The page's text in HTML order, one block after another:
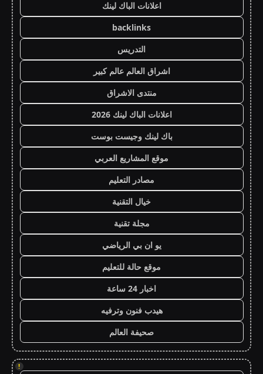
اعلانات الباك لينك
backlinks
التدريس
اشراق العالم عالم كبير
منتدى الاشراق
اعلانات الباك لينك 2026
باك لينك وجيست بوست
موقع المشاريع العربي
مصادر التعليم
خيال التقنية
مجلة تقنية
يو ان بي الرياضي
موقع حالة للتعليم
اخبار 24 ساعة
هيدب فنون وترفيه
صحيفة العالم
!